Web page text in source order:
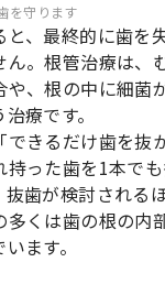
を守ります
、最終的に歯を
ん。根管治療は、
、根の中に細菌
療です。
できるだけ歯を抜
持った歯を1本で
抜歯が検討される
多くは歯の根の内
ます。